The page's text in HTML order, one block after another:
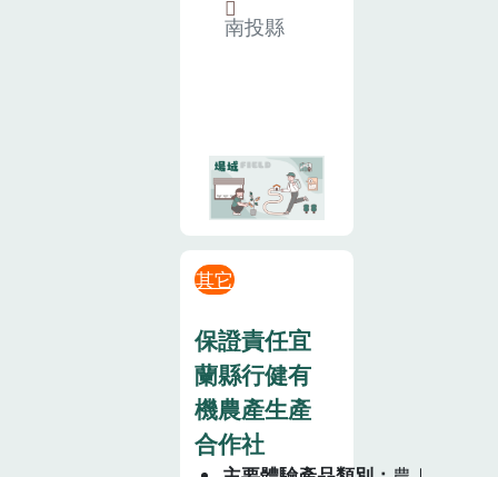
南投縣
其它
保證責任宜
蘭縣行健有
機農產生產
合作社